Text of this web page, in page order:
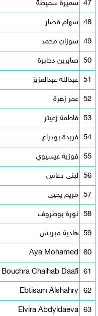
47 سميرة سميطة
48 سهام قصار
49 سوزان محمد
50 صابرين دحابرة
51 عبدالله عبدالعزيز
52 عمر زهرة
53 فاطمة زعيتر
54 فريدة بودراع
55 فوزية عيسيوي
56 لبنى دعاس
57 مريم يحيى
58 نورة بوطروف
59 هادية مبربش
60
Aya Mohamed
61
Bouchra Chaihab Daafi
62
Ebtisam Alshahry
63
Elvira Abdyldaeva